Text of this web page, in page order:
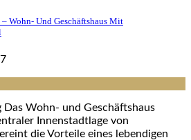
Wohn- Und Geschäftshaus Mit
Das Wohn- und Geschäftshaus
Innenstadtlage von
die Vorteile eines lebendigen